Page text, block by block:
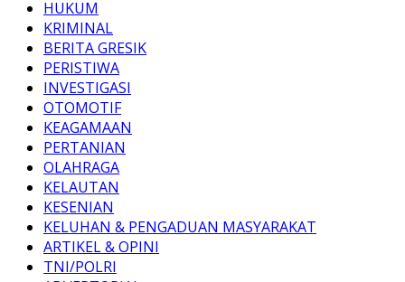
HUKUM
KRIMINAL
BERITA GRESIK
PERISTIWA
INVESTIGASI
OTOMOTIF
KEAGAMAAN
PERTANIAN
OLAHRAGA
KELAUTAN
KESENIAN
KELUHAN & PENGADUAN MASYARAKAT
ARTIKEL & OPINI
TNI/POLRI